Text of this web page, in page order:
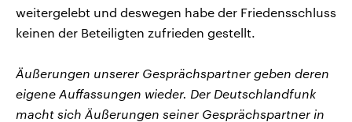
weitergelebt und deswegen habe der Friedensschluss
keinen der Beteiligten zufrieden gestellt.
Äußerungen unserer Gesprächspartner geben deren
eigene Auffassungen wieder. Der Deutschlandfunk
macht sich Äußerungen seiner Gesprächspartner in